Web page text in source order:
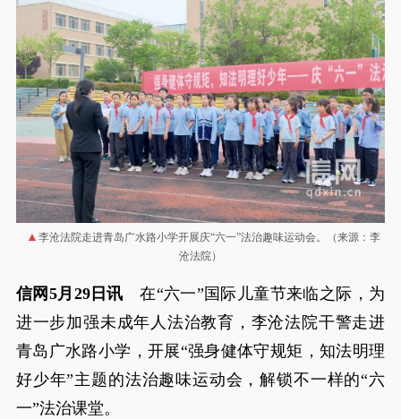
李沧法院走进青岛广水路小学开展庆“六一”法治趣味运动会。（来源：李
沧法院）
信网5月29日讯 在“六一”国际儿童节来临之际，为
进一步加强未成年人法治教育，李沧法院干警走进
青岛广水路小学，开展“强身健体守规矩，知法明理
好少年”主题的法治趣味运动会，解锁不一样的“六
一”法治课堂。